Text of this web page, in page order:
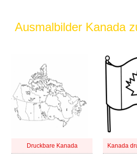
Ausmalbilder Kanada
Druckbare Kanada Kanada